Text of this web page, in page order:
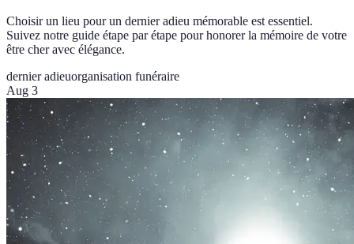
Choisir un lieu pour un dernier adieu mémorable est essentiel.
Suivez notre guide étape par étape pour honorer la mémoire de votre
être cher avec élégance.
dernier adieuorganisation funéraire
Aug 3